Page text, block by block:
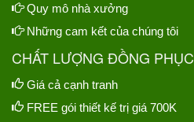
Quy mô nhà xưởng
Những cam kết của chúng tôi
CHẤT LƯỢNG ĐỒNG PHỤC
Giá cả cạnh tranh
FREE gói thiết kế trị giá 700K